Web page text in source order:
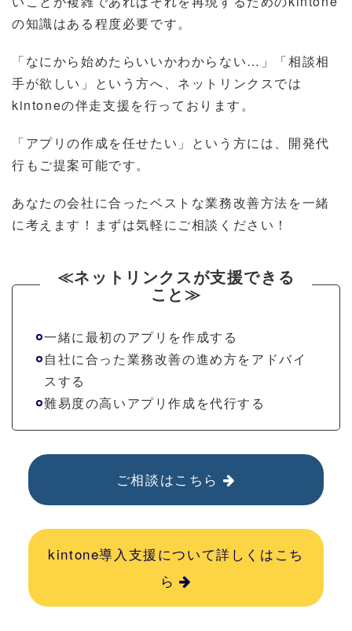
の知識はある程度必要です。
「なにから始めたらいいかわからない…」「相談相
手が欲しい」という方へ、ネットリンクスでは
kintoneの伴走支援を行っております。
「アプリの作成を任せたい」という方には、開発代
行もご提案可能です。
あなたの会社に合ったベストな業務改善方法を一緒
に考えます！まずは気軽にご相談ください！
≪ネットリンクスが支援できる
こと≫
一緒に最初のアプリを作成する
自社に合った業務改善の進め方をアドバイ
スする
難易度の高いアプリ作成を代行する
ご相談はこちら
kintone導入支援について詳しくはこち
ら